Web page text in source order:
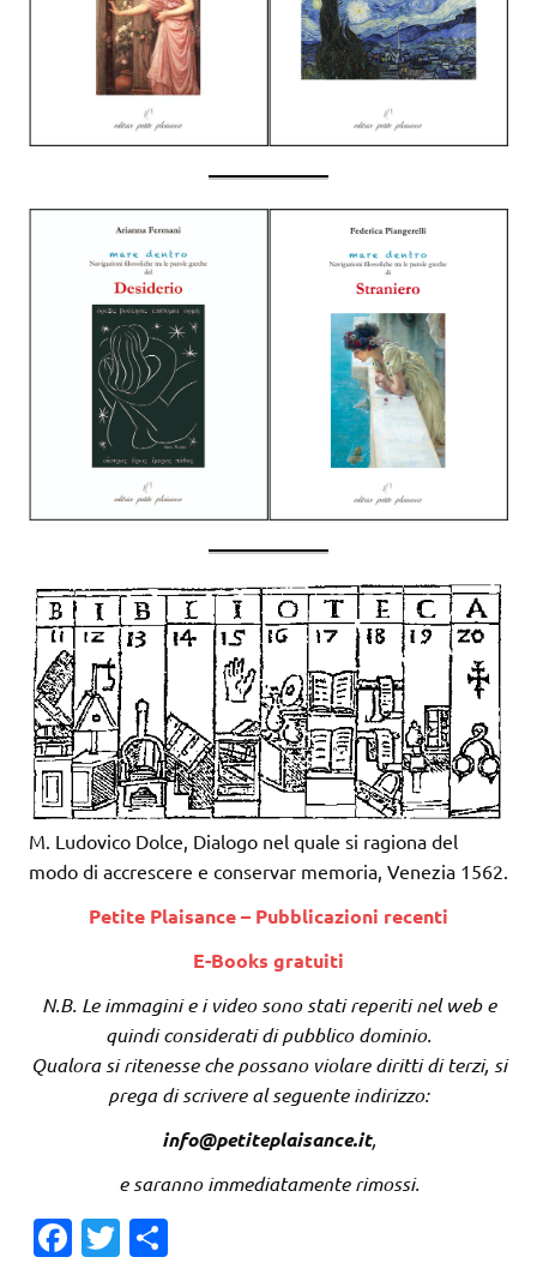
M. Ludovico Dolce, Dialogo nel quale si ragiona del
modo di accrescere e conservar memoria, Venezia 1562.
Petite Plaisance – Pubblicazioni recenti
E-Books gratuiti
N.B. Le immagini e i video sono stati reperiti nel web e
quindi considerati di pubblico dominio.
Qualora si ritenesse che possano violare diritti di terzi, si
prega di scrivere al seguente indirizzo:
info@petiteplaisance.it,
e saranno immediatamente rimossi.
Fa T